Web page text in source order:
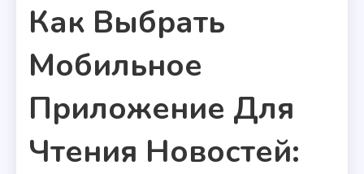
Как Выбрать
Мобильное
Приложение Для
Чтения Новостей: